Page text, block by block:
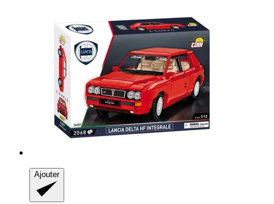
Ajouter